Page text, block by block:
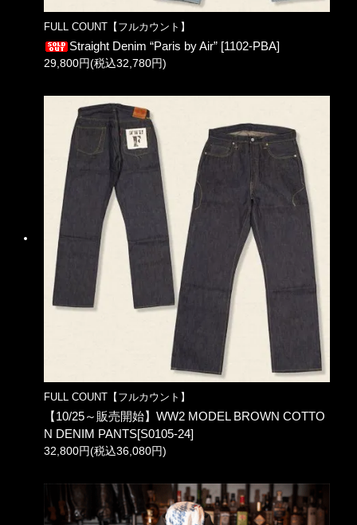
FULL COUNT【フルカウント】
Straight Denim “Paris by Air” [1102-PBA]
29,800円(税込32,780円)
FULL COUNT【フルカウント】
【10/25～販売開始】WW2 MODEL BROWN COTTO
N DENIM PANTS[S0105-24]
32,800円(税込36,080円)